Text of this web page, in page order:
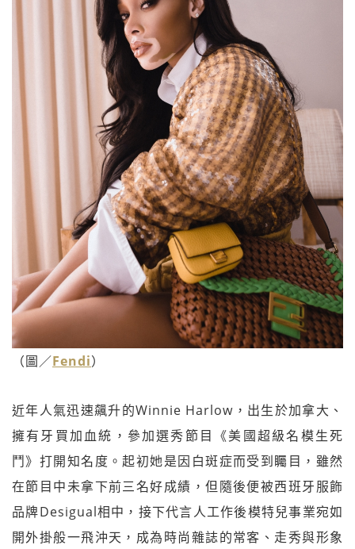
（圖／Fendi）
近年人氣迅速飆升的Winnie Harlow，出生於加拿大、
擁有牙買加血統，參加選秀節目《美國超級名模生死
鬥》打開知名度。起初她是因白斑症而受到矚目，雖然
在節目中未拿下前三名好成績，但隨後便被西班牙服飾
品牌Desigual相中，接下代言人工作後模特兒事業宛如
開外掛般一飛沖天，成為時尚雜誌的常客、走秀與形象